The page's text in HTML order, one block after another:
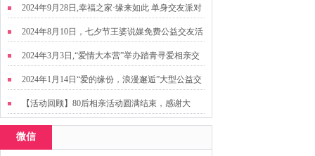
2024年9月28日,幸福之家·缘来如此 单身交友派对
2024年8月10日，七夕节王婆说媒免费公益交友活
动
2024年3月3日,“爱情大本营”举办踏青寻爱相亲交
友活动
2024年1月14日“爱的缘份，浪漫邂逅”大型公益交
友活动
【活动回顾】80后相亲活动圆满结束，感谢大
家，走出来才有机会扩大缘分哦~
微信